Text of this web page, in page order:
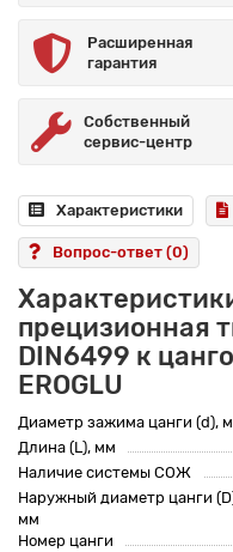
Расширенная
гарантия
Собственный
сервис-центр
Характеристики
Вопрос-ответ (0)
прецизионная
DIN6499 к
EROGLU
Диаметр зажима цанги (d),
Длина (L), мм
Наличие системы СОЖ
Наружный диаметр цанги
мм
Номер цанги